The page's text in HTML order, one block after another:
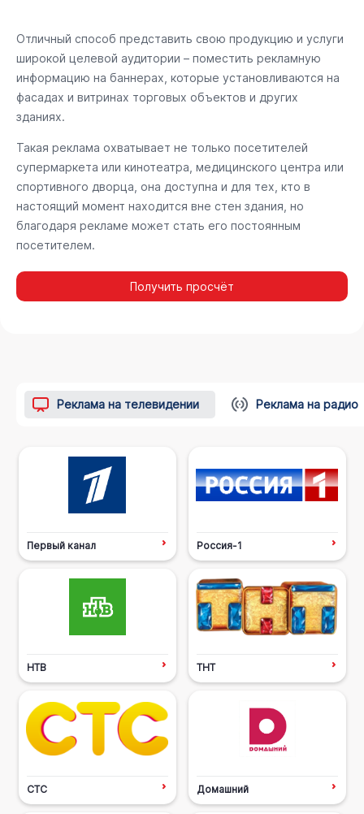
Отличный способ представить свою продукцию и услуги
широкой целевой аудитории – поместить рекламную
информацию на баннерах, которые установливаются на
фасадах и витринах торговых объектов и других
зданиях.
Такая реклама охватывает не только посетителей
супермаркета или кинотеатра, медицинского центра или
спортивного дворца, она доступна и для тех, кто в
настоящий момент находится вне стен здания, но
благодаря рекламе может стать его постоянным
посетителем.
Получить просчёт
Реклама на телевидении Реклама на радио
Первый канал Россия-1
НТВ ТНТ
СТС Домашний